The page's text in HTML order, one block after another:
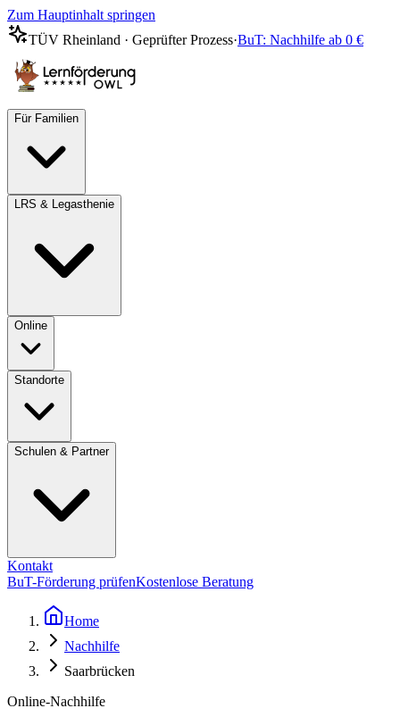
Zum Hauptinhalt springen
TÜV Rheinland · Geprüfter Prozess·BuT: Nachhilfe ab 0 €
Für Familien
LRS & Legasthenie
Online
Standorte
Schulen & Partner
Kontakt
BuT-Förderung prüfenKostenlose Beratung
Home
Nachhilfe
Saarbrücken
Online-Nachhilfe